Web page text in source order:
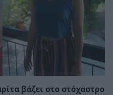
βάζει στο στόχαστρο